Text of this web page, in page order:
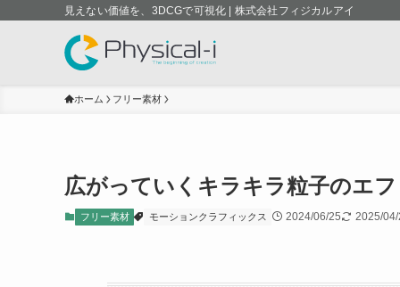
見えない価値を、3DCGで可視化 | 株式会社フィジカルアイ
ホーム フリー素材
広がっていくキラキラ粒子のエ
フリー素材 モーションクラフィックス 2024/06/25 2025/